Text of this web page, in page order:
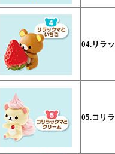
04.リラ
05.コリ